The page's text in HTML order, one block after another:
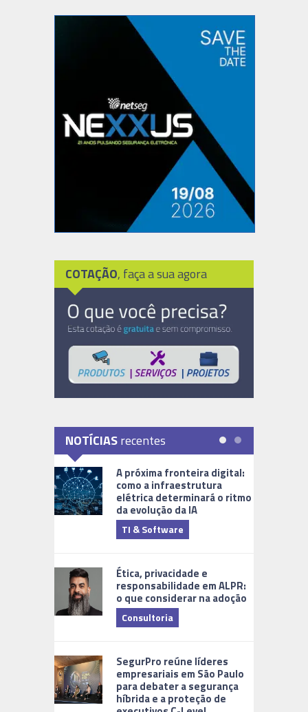
COTAÇÃO, faça a sua agora
NOTÍCIASrecentes
A próxima fronteira digital:
como a infraestrutura
elétrica determinará o ritmo
da evolução da IA
TI & Software
Ética, privacidade e
responsabilidade em ALPR:
o que considerar na adoção
Consultoria
SegurPro reúne líderes
empresariais em São Paulo
para debater a segurança
híbrida e a proteção de